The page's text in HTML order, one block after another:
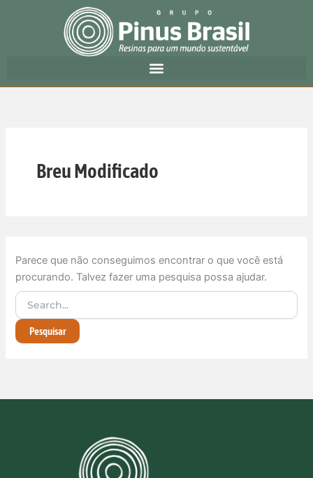
Breu Modificado
Parece que não conseguimos encontrar o que você está
procurando. Talvez fazer uma pesquisa possa ajudar.